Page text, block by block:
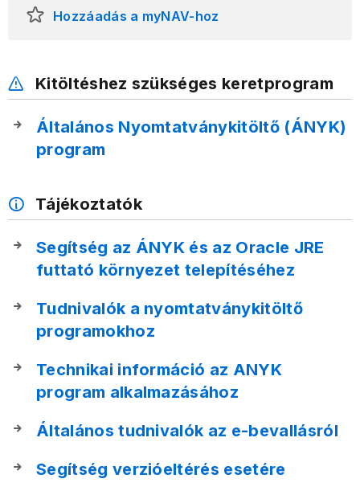
Hozzáadás a myNAV-hoz
Kitöltéshez szükséges keretprogram
Általános Nyomtatványkitöltő (ÁNYK)
program
Tájékoztatók
Segítség az ÁNYK és az Oracle JRE
futtató környezet telepítéséhez
Tudnivalók a nyomtatványkitöltő
programokhoz
Technikai információ az ANYK
program alkalmazásához
Általános tudnivalók az e-bevallásról
Segítség verzióeltérés esetére